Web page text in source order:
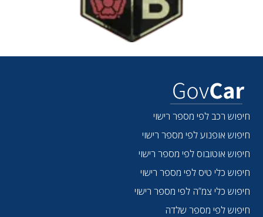
חיפוש רכב לפי מספר רישוי
חיפוש אופנוע לפי מספר רישוי
חיפוש אוטובוס לפי מספר רישוי
חיפוש כלי טיס לפי מספר רישוי
חיפוש כלי צמ”ה לפי מספר רישוי
חיפוש לפי מספר שלדה